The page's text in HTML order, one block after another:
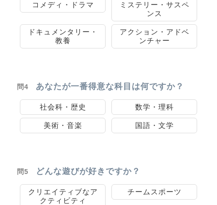
コメディ・ドラマ
ミステリー・サスペ
ンス
ドキュメンタリー・
教養
アクション・アドベ
ンチャー
問4 あなたが一番得意な科目は何ですか？
社会科・歴史 数学・理科
美術・音楽 国語・文学
問5 どんな遊びが好きですか？
クリエイティブなア
クティビティ
チームスポーツ